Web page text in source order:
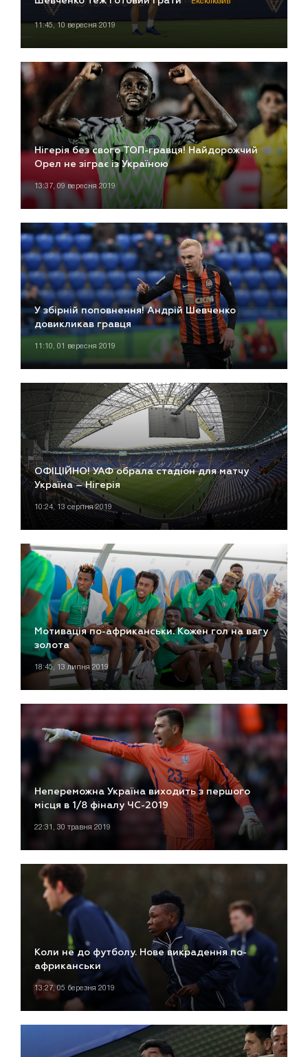
Ексклюзив
11:45, 10 вересня 2019
Нігерія без свого ТОП-гравця! Найдорожчий
Орел не зіграє із Україною
13:37, 09 вересня 2019
У збірній поповнення! Андрій Шевченко
довикликав гравця
11:10, 01 вересня 2019
ОФІЦІЙНО! УАФ обрала стадіон для матчу
Україна – Нігерія
10:24, 13 серпня 2019
Мотивація по-африканськи. Кожен гол на вагу
золота
18:45, 13 липня 2019
Непереможна Україна виходить з першого
місця в 1/8 фіналу ЧС-2019
22:31, 30 травня 2019
Коли не до футболу. Нове викрадення по-
африканськи
13:27, 05 березня 2019